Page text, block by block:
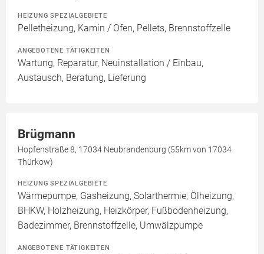
HEIZUNG SPEZIALGEBIETE
Pelletheizung, Kamin / Ofen, Pellets, Brennstoffzelle
ANGEBOTENE TÄTIGKEITEN
Wartung, Reparatur, Neuinstallation / Einbau,
Austausch, Beratung, Lieferung
Brügmann
Hopfenstraße 8, 17034 Neubrandenburg (55km von 17034
Thürkow)
HEIZUNG SPEZIALGEBIETE
Wärmepumpe, Gasheizung, Solarthermie, Ölheizung,
BHKW, Holzheizung, Heizkörper, Fußbodenheizung,
Badezimmer, Brennstoffzelle, Umwälzpumpe
ANGEBOTENE TÄTIGKEITEN